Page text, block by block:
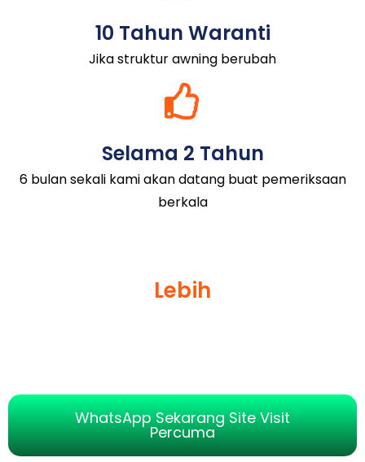
10 Tahun Waranti
Jika struktur awning berubah
Selama 2 Tahun
6 bulan sekali kami akan datang buat pemeriksaan
berkala
Lebih
WhatsApp Sekarang Site Visit
Percuma